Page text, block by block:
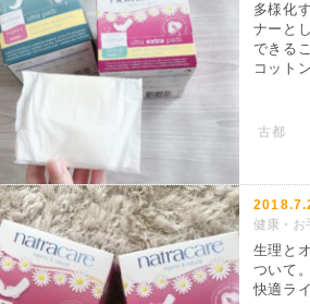
古都
多様化
ナーと
できる
コット
健康・お
生理と
ついて
快適ラ